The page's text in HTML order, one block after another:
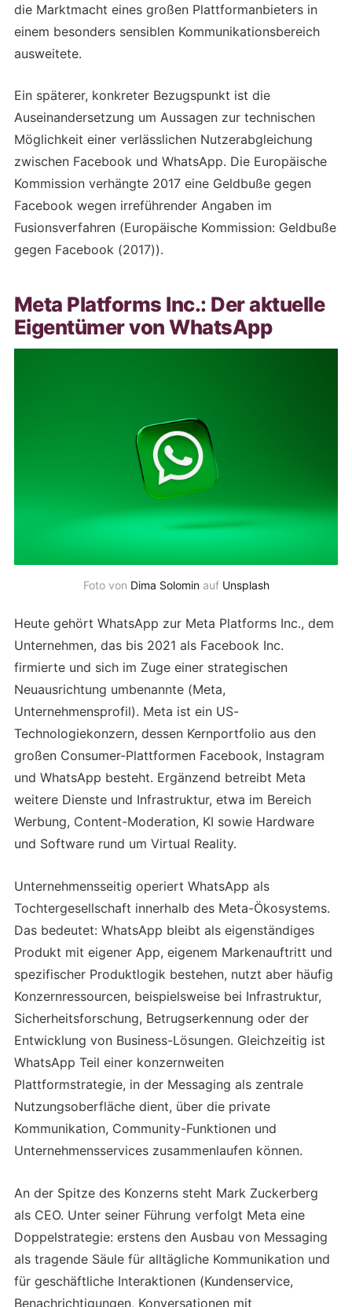
die Marktmacht eines großen Plattformanbieters in
einem besonders sensiblen Kommunikationsbereich
ausweitete.
Ein späterer, konkreter Bezugspunkt ist die
Auseinandersetzung um Aussagen zur technischen
Möglichkeit einer verlässlichen Nutzerabgleichung
zwischen Facebook und WhatsApp. Die Europäische
Kommission verhängte 2017 eine Geldbuße gegen
Facebook wegen irreführender Angaben im
Fusionsverfahren (Europäische Kommission: Geldbuße
gegen Facebook (2017)).
Meta Platforms Inc.: Der aktuelle
Eigentümer von WhatsApp
Foto von Dima Solominauf Unsplash
Heute gehört WhatsApp zur Meta Platforms Inc., dem
Unternehmen, das bis 2021 als Facebook Inc.
firmierte und sich im Zuge einer strategischen
Neuausrichtung umbenannte (Meta,
Unternehmensprofil). Meta ist ein US-
Technologiekonzern, dessen Kernportfolio aus den
großen Consumer-Plattformen Facebook, Instagram
und WhatsApp besteht. Ergänzend betreibt Meta
weitere Dienste und Infrastruktur, etwa im Bereich
Werbung, Content-Moderation, KI sowie Hardware
und Software rund um Virtual Reality.
Unternehmensseitig operiert WhatsApp als
Tochtergesellschaft innerhalb des Meta-Ökosystems.
Das bedeutet: WhatsApp bleibt als eigenständiges
Produkt mit eigener App, eigenem Markenauftritt und
spezifischer Produktlogik bestehen, nutzt aber häufig
Konzernressourcen, beispielsweise bei Infrastruktur,
Sicherheitsforschung, Betrugserkennung oder der
Entwicklung von Business-Lösungen. Gleichzeitig ist
WhatsApp Teil einer konzernweiten
Plattformstrategie, in der Messaging als zentrale
Nutzungsoberfläche dient, über die private
Kommunikation, Community-Funktionen und
Unternehmensservices zusammenlaufen können.
An der Spitze des Konzerns steht Mark Zuckerberg
als CEO. Unter seiner Führung verfolgt Meta eine
Doppelstrategie: erstens den Ausbau von Messaging
als tragende Säule für alltägliche Kommunikation und
für geschäftliche Interaktionen (Kundenservice,
Benachrichtigungen, Konversationen mit